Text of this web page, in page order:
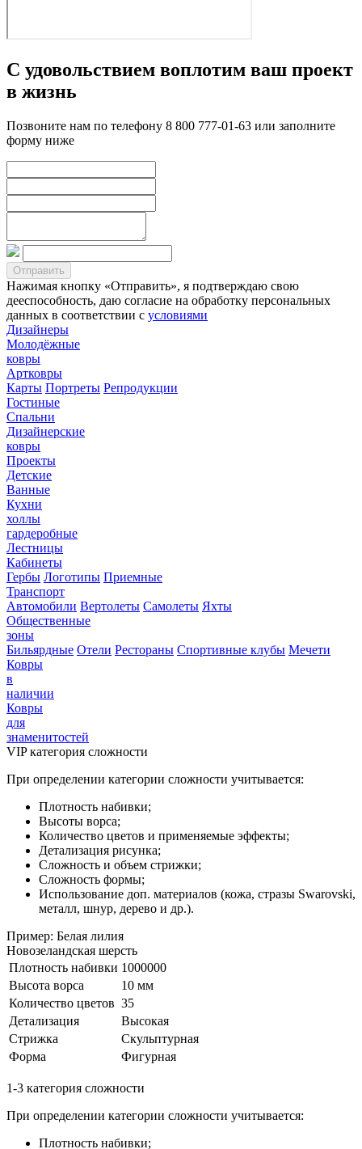
С удовольствием воплотим ваш проект
в жизнь
Позвоните нам по телефону 8 800 777-01-63 или заполните
форму ниже
Нажимая кнопку «Отправить», я подтверждаю свою
дееспособность, даю согласие на обработку персональных
данных в соответствии с условиями
Дизайнеры
Молодёжные
ковры
Артковры
Карты Портреты Репродукции
Гостиные
Спальни
Дизайнерские
ковры
Проекты
Детские
Ванные
Кухни
холлы
гардеробные
Лестницы
Кабинеты
Гербы Логотипы Приемные
Транспорт
Автомобили Вертолеты Самолеты Яхты
Общественные
зоны
Бильярдные Отели Рестораны Спортивные клубы Мечети
Ковры
в
наличии
Ковры
для
знаменитостей
VIP категория сложности
При определении категории сложности учитывается:
Плотность набивки;
Высоты ворса;
Количество цветов и применяемые эффекты;
Детализация рисунка;
Сложность и объем стрижки;
Сложность формы;
Использование доп. материалов (кожа, стразы Swarovski,
металл, шнур, дерево и др.).
Пример: Белая лилия
Новозеландская шерсть
Плотность набивки 1000000
Высота ворса
10 мм
Количество цветов 35
Детализация
Высокая
Стрижка
Скульптурная
Форма
Фигурная
1-3 категория сложности
При определении категории сложности учитывается:
Плотность набивки;